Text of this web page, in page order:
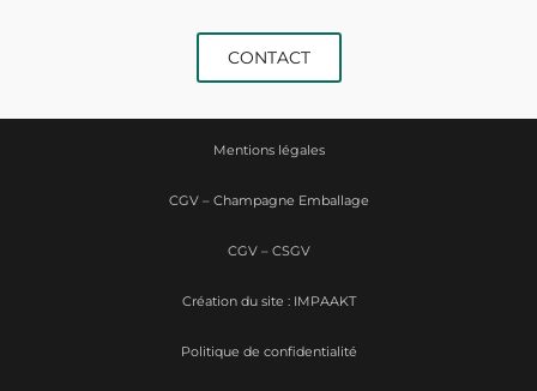
CONTACT
Mentions légales
CGV – Champagne Emballage
CGV – CSGV
Politique de confidentialité
Création du site : IMPAAKT